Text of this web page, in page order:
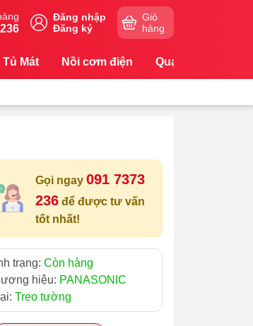
Đăng nhập
Đăng ký
Giỏ
hàng
Tủ Mát Nồi cơm điện Quạt
Gọi ngay 091 7373
236để được tư vấn
tốt nhất!
trạng: Còn hàng
hiệu: PANASONIC
Treo tường